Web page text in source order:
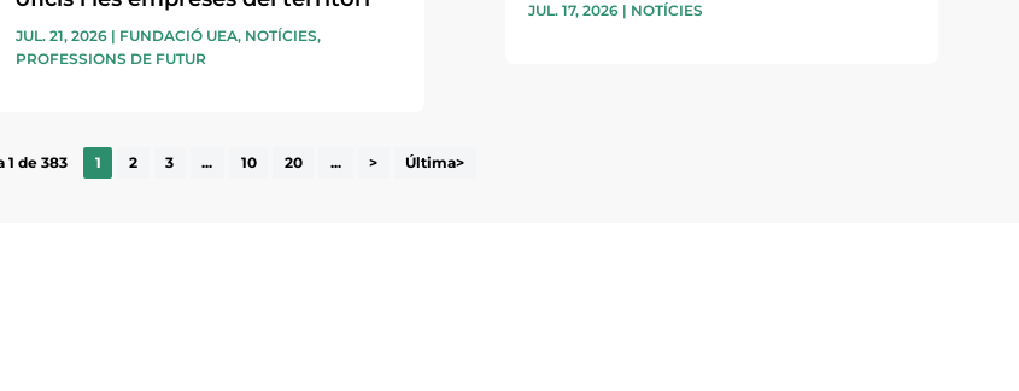
JUL. 21, 2026| FUNDACIÓ UEA, NOTÍCIES,
PROFESSIONS DE FUTUR
JUL. 17, 2026| NOTÍCIES
1 de 383 1 2 3 ... 10 20 ... > Última>